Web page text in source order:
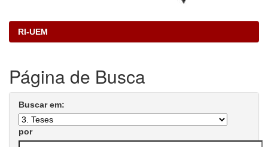
RI-UEM
Página de Busca
Buscar em:
por